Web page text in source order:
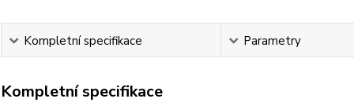
Kompletní specifikace Parametry
Kompletní specifikace